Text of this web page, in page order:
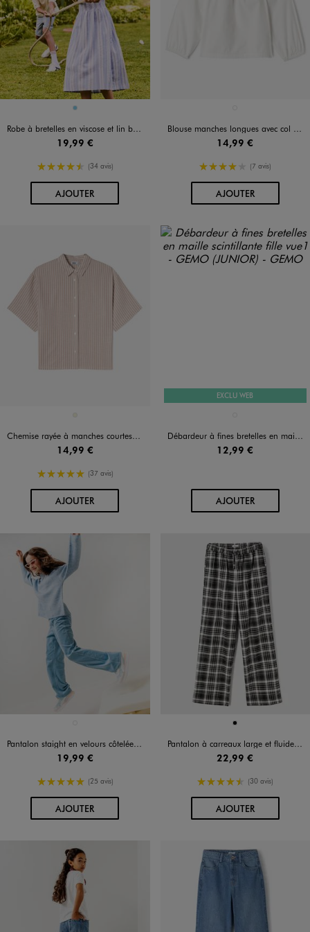
Disponible en 1 coloris
BLEU CIEL
Robe à bretelles en viscose et lin buste smocké fille
19,99 €
4.5/5 de moyenne
(34 avis)
AJOUTERAU PANIER
Blouse manches longues avec col Bardot fille
14,99 €
4/5 de moyenne
(7 avis)
AJOUTERAU PANIER
Chemise rayée à manches courtes fille
14,99 €
5/5 de moyenne
(37 avis)
AJOUTERAU PANIER
EXCLU WEB
Débardeur à fines bretelles en maille scintillante fille
12,99 €
AJOUTERAU PANIER
Pantalon staight en velours côtelée à taille réglable fille
19,99 €
5/5 de moyenne
(25 avis)
AJOUTERAU PANIER
Disponible en 1 coloris
NOIR
Pantalon à carreaux large et fluide fille
22,99 €
4.5/5 de moyenne
(30 avis)
AJOUTERAU PANIER